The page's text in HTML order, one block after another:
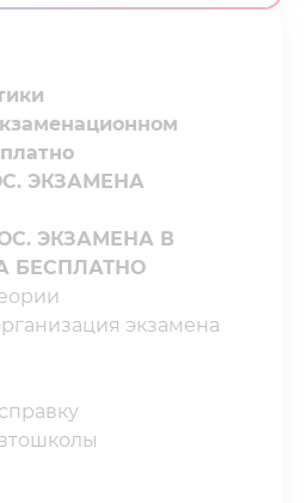
ЭКЗАМЕНА
ЭКЗАМЕНА В
БЕСПЛАТНО
экзамена